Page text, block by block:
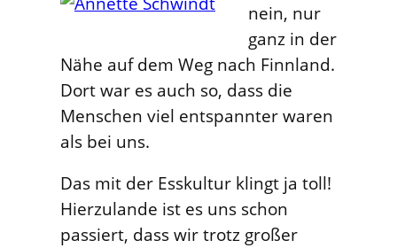
nein, nur
ganz in der
Nähe auf dem Weg nach Finnland.
Dort war es auch so, dass die
Menschen viel entspannter waren
als bei uns.
Das mit der Esskultur klingt ja toll!
Hierzulande ist es uns schon
passiert, dass wir trotz großer